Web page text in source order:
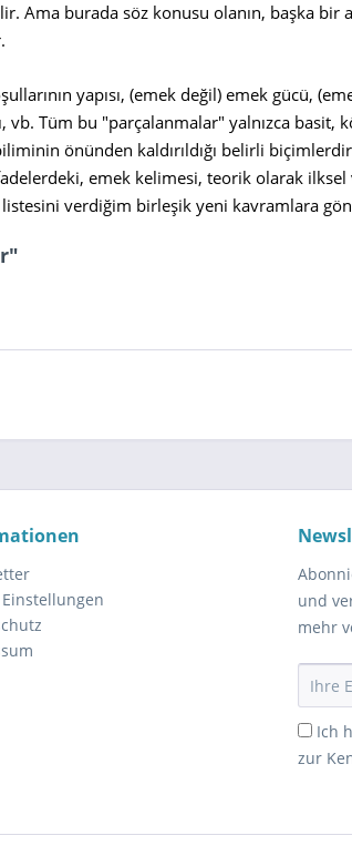
Ama burada söz konusu olanın, başka bir
yapısı, (emek değil) emek gücü,
Tüm bu "parçalanmalar" yalnızca basit,
önünden kaldırıldığı belirli
emek kelimesi, teorik olarak ilksel
verdiğim birleşik yeni kavramlara
Einstellungen
und
mehr
Ich
zur